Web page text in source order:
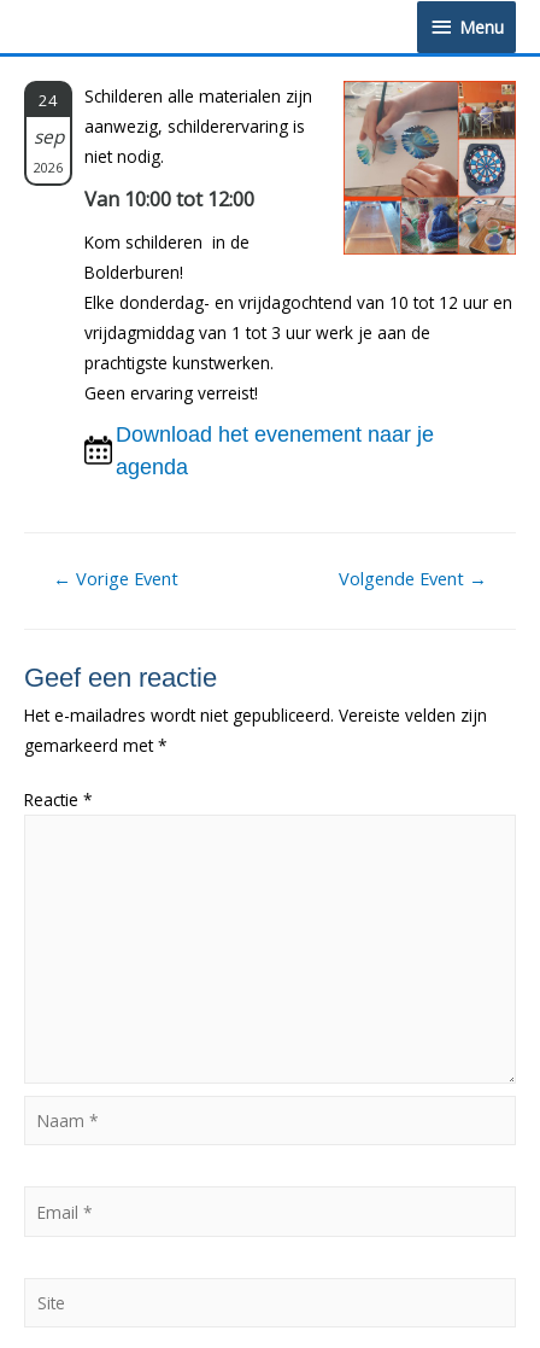
Menu
Menu
24
sep
2026
Schilderen alle materialen zijn
aanwezig, schilderervaring is
niet nodig.
Van 10:00 tot 12:00
Kom schilderen in de
Bolderburen!
Elke donderdag- en vrijdagochtend van 10 tot 12 uur en
vrijdagmiddag van 1 tot 3 uur werk je aan de
prachtigste kunstwerken.
Geen ervaring verreist!
Download het evenement naar je
agenda
Berichtnavigatie
← Vorige Event Volgende Event →
Geef een reactie
Het e-mailadres wordt niet gepubliceerd. Vereiste velden zijn
gemarkeerd met*
Reactie *
Naam